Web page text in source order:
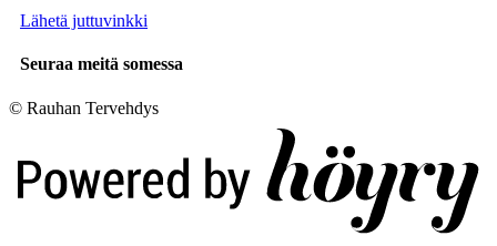
Lähetä juttuvinkki
Seuraa meitä somessa
© Rauhan Tervehdys